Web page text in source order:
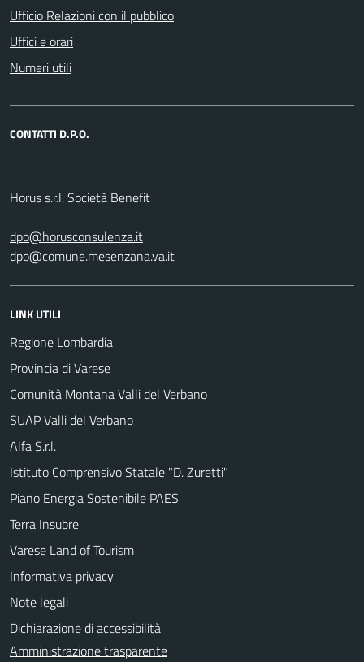
Ufficio Relazioni con il pubblico
Uffici e orari
Numeri utili
CONTATTI D.P.O.
Horus s.r.l. Società Benefit
dpo@horusconsulenza.it
dpo@comune.mesenzana.va.it
LINK UTILI
Regione Lombardia
Provincia di Varese
Comunità Montana Valli del Verbano
SUAP Valli del Verbano
Alfa S.r.l.
Istituto Comprensivo Statale "D. Zuretti"
Piano Energia Sostenibile PAES
Terra Insubre
Varese Land of Tourism
Informativa privacy
Note legali
Dichiarazione di accessibilità
Amministrazione trasparente